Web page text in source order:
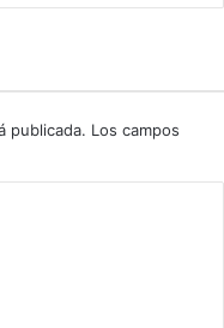
publicada. Los campos